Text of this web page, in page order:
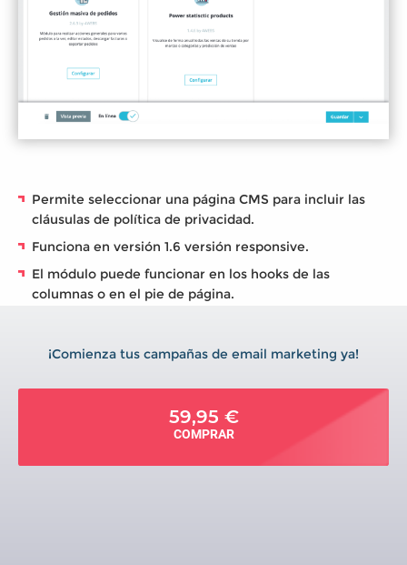
Permite seleccionar una página CMS para incluir las
cláusulas de política de privacidad.
Funciona en versión 1.6 versión responsive.
El módulo puede funcionar en los hooks de las
columnas o en el pie de página.
¡Comienza tus campañas de email marketing ya!
59,95 €
COMPRAR